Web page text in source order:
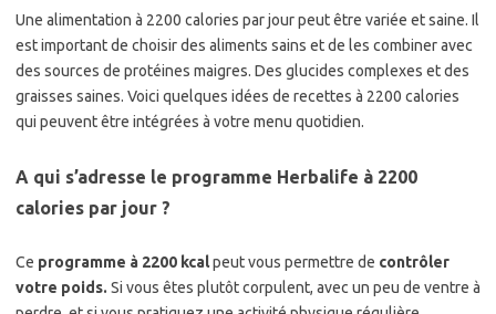
Une alimentation à 2200 calories par jour peut être variée et saine. Il
est important de choisir des aliments sains et de les combiner avec
des sources de protéines maigres. Des glucides complexes et des
graisses saines. Voici quelques idées de recettes à 2200 calories
qui peuvent être intégrées à votre menu quotidien.
A qui s’adresse le programme Herbalife à 2200
calories par jour ?
Ce programme à 2200 kcalpeut vous permettre de contrôler
votre poids. Si vous êtes plutôt corpulent, avec un peu de ventre à